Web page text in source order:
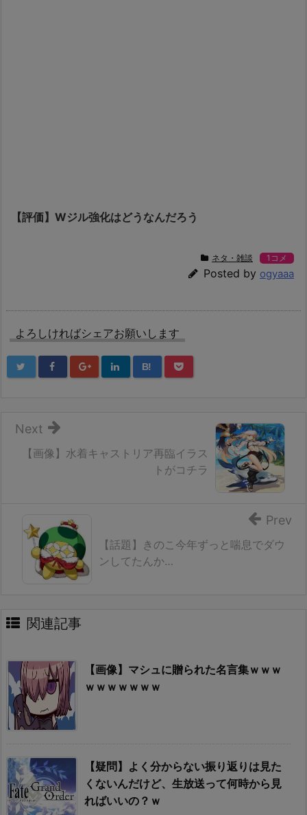
【評価】Wジル強化はどうなんだろう
ネタ・雑談 1コメ
Posted by ogyaaa
よろしければシェアお願いします
B!
【画像】水着キャストリア再臨イラス
トがコチラ
Next
【話題】きのこ今年ずっと喘息でダウ
ンしてたんか…
Prev
関連記事
【画像】マシュに贈られた名言集ｗｗｗ
ｗｗｗｗｗｗｗ
【疑問】よく分からない振り返りは見た
くないんだけど、生放送って何時から見
ればいいの？ｗ